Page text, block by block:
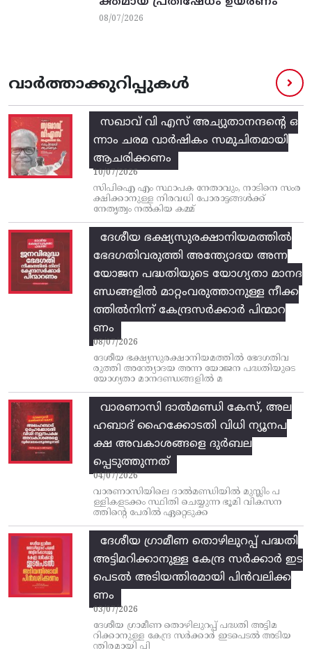
08/07/2026
വാർത്താക്കുറിപ്പുകൾ
സഖാവ് വി എസ്‌ അച്യുതാനന്ദന്റെ ഒ
ന്നാം ചരമ വാര്‍ഷികം സമുചിതമായി
ആചരിക്കണം
10/07/2026
സിപിഐ എം സ്ഥാപക നേതാവും, നാടിനെ സംര
ക്ഷിക്കാനുള്ള നിരവധി പോരാട്ടങ്ങള്‍ക്ക്‌
നേതൃത്വം നല്‍കിയ കമ്മ്
ദേശീയ ഭക്ഷ്യസുരക്ഷാനിയമത്തിൽ
ഭേദഗതിവരുത്തി അന്ത്യോദയ അന്ന
യോജന പദ്ധതിയുടെ യോഗ്യതാ മാനദ
ണ്ഡങ്ങളിൽ മാറ്റംവരുത്താനുള്ള നീക്ക
ത്തിൽനിന്ന്‌ കേന്ദ്രസർക്കാർ പിന്മാറ
ണം
08/07/2026
ദേശീയ ഭക്ഷ്യസുരക്ഷാനിയമത്തിൽ ഭേദഗതിവ
രുത്തി അന്ത്യോദയ അന്ന യോജന പദ്ധതിയുടെ
യോഗ്യതാ മാനദണ്ഡങ്ങളിൽ മ
വാരണാസി ദാൽമണ്ഡി കേസ്, അല
ഹബാദ് ഹൈക്കോടതി വിധി ന്യൂനപ
ക്ഷ അവകാശങ്ങളെ ദുർബല
പ്പെടുത്തുന്നത്
04/07/2026
വാരണാസിയിലെ ദാൽമണ്ഡിയിൽ മുസ്ലിം പ
ള്ളികളടക്കം സ്ഥിതി ചെയ്യുന്ന ഭൂമി വികസന
ത്തിന്റെ പേരിൽ ഏറ്റെടുക്ക
ദേശീയ ഗ്രാമീണ തൊഴിലുറപ്പ്‌ പദ്ധതി
അട്ടിമറിക്കാനുള്ള കേന്ദ്ര സര്‍ക്കാര്‍ ഇട
പെടല്‍ അടിയന്തിരമായി പിന്‍വലിക്ക
ണം
03/07/2026
ദേശീയ ഗ്രാമീണ തൊഴിലുറപ്പ്‌ പദ്ധതി അട്ടിമ
റിക്കാനുള്ള കേന്ദ്ര സര്‍ക്കാര്‍ ഇടപെടല്‍ അടിയ
ന്തിരമായി പി